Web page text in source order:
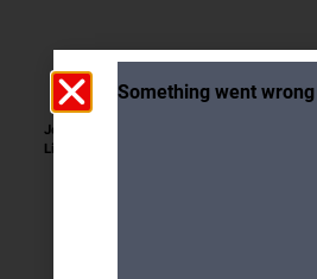
Jour et heure :
Lieu :